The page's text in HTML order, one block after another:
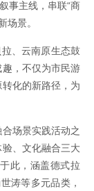
事主线，串联“商
场景。
、云南原生态鼓
，不仅为市民游
化的新路径，为
合场景实践活动之
、文化融合三大
此，涵盖德式拉
涛等多元品类，